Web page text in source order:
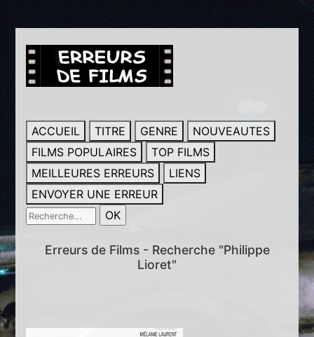
ACCUEIL TITRE GENRE
NOUVEAUTES
FILMS POPULAIRES
TOP FILMS
MEILLEURES ERREURS
LIENS
ENVOYER UNE ERREUR
Erreurs de Films - Recherche "Philippe
Lioret"